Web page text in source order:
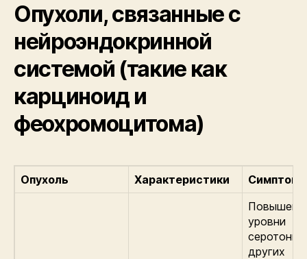
Опухоли, связанные с
нейроэндокринной
системой (такие как
карциноид и
феохромоцитома)
Опухоль Характеристики
уровни
других